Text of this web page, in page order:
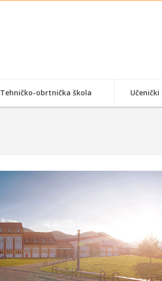
Tehničko-obrtnička škola Učenički